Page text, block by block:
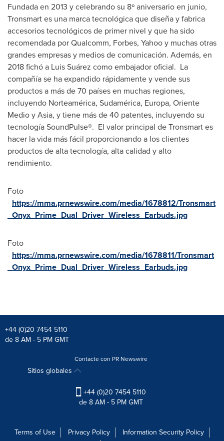
Fundada en 2013 y celebrando su 8º aniversario en junio,
Tronsmart es una marca tecnológica que diseña y fabrica
accesorios tecnológicos de primer nivel y que ha sido
recomendada por Qualcomm, Forbes, Yahoo y muchas otras
grandes empresas y medios de comunicación. Además, en
2018 fichó a Luis Suárez como embajador oficial. La
compañía se ha expandido rápidamente y vende sus
productos a más de 70 países en muchas regiones,
incluyendo Norteamérica, Sudamérica, Europa, Oriente
MedioyAsia, y tiene más de 40 patentes, incluyendo su
tecnología SoundPulse®. El valor principal de Tronsmart es
hacer la vida más fácil proporcionando a los clientes
productos de alta tecnología, alta calidad y alto
rendimiento.
Foto
- https://mma.prnewswire.com/media/1678812/Tronsmart
_Onyx_Prime_Dual_Driver_Wireless_Earbuds.jpg
Foto
- https://mma.prnewswire.com/media/1678811/Tronsmart
_Onyx_Prime_Dual_Driver_Wireless_Earbuds.jpg
+44 (0)20 7454 5110
de 8 AM - 5 PM GMT
Contacte con PR Newswire
Sitios globales
+44 (0)20 7454 5110
de 8 AM - 5 PM GMT
Terms of Use Privacy Policy
Information Security Policy